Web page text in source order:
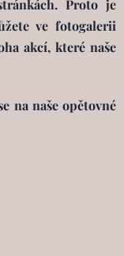
Proto je
ve fotogalerii
akcí, které naše
na naše opětovné